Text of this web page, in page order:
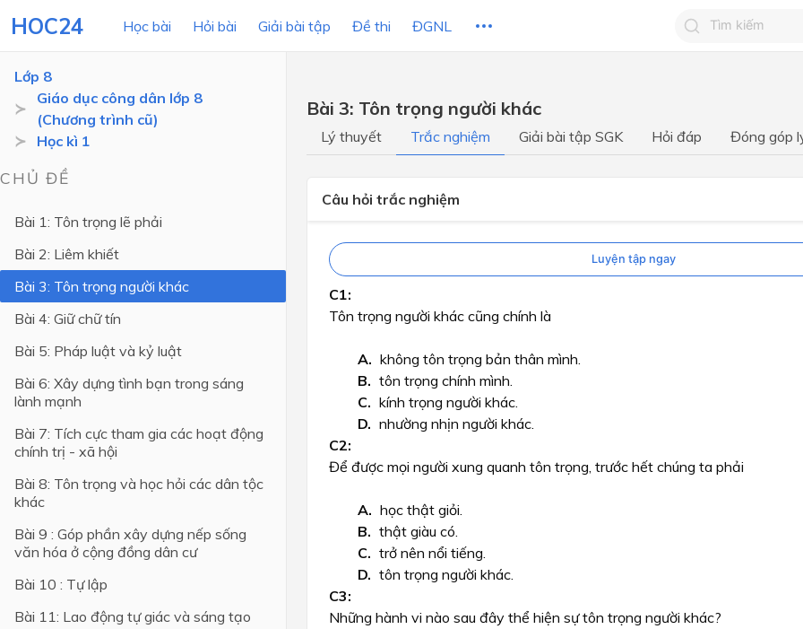
HOC24 Học bài Hỏi bài Giải bài tập Đề thi ĐGNL
bạn
LỚP HỌC
Lớp 9
Lớp 8
Lớp 4
Lớp 1
MÔN HỌC CHỦ ĐỀ / CHƯƠNG
Lớp 8
Giáo dục công dân lớp 8
(Chương trình cũ)
Học kì 1
CHỦ ĐỀ
Bài 1: Tôn trọng lẽ phải
Bài 2: Liêm khiết
Bài 3: Tôn trọng người khác
Bài 4: Giữ chữ tín
Bài 5: Pháp luật và kỷ luật
Bài 6: Xây dựng tình bạn trong sáng
lành mạnh
Bài 7: Tích cực tham gia các hoạt động
chính trị - xã hội
Bài 8: Tôn trọng và học hỏi các dân tộc
khác
Bài 9 : Góp phần xây dựng nếp sống
văn hóa ở cộng đồng dân cư
Bài 10 : Tự lập
Bài 11: Lao động tự giác và sáng tạo
Bài 3: Tôn trọng người khác
Lý thuyết Trắc nghiệm Giải bài tập SGK Hỏi đáp Đóng góp
Câu hỏi trắc nghiệm
Luyện tập ngay
Tôn trọng người khác cũng chính là
không tôn trọng bản thân mình.
tôn trọng chính mình.
kính trọng người khác.
nhường nhịn người khác.
Để được mọi người xung quanh tôn trọng, trước hết chúng ta phải
học thật giỏi.
thật giàu có.
trở nên nổi tiếng.
tôn trọng người khác.
Những hành vi nào sau đây thể hiện sự tôn trọng người khác?